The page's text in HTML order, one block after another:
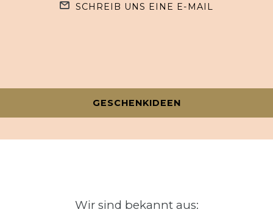
SCHREIB UNS EINE E-MAIL
GESCHENKIDEEN
Wir sind bekannt aus: